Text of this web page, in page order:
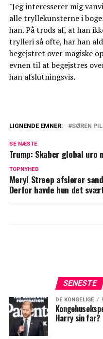
"Jeg interesserer mig
alle tryllekunsterne i
han. På trods af, at han
trylleri så ofte, har han
begejstret over magiske
evnen til at begejstres
han afslutningsvis.
års langt
vigtigt
Søren Pilmark
bliver afsløret
LIGNENDE EMNER: SØREN
SE NÆSTE
Trump: Skaber global uro
TOPNYHED
Meryl Streep afslører
Derfor havde hun det
SENESTE
DE KONGELIGE
Harry sin far?